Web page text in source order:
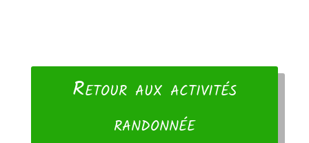
Retour aux activités
randonnée